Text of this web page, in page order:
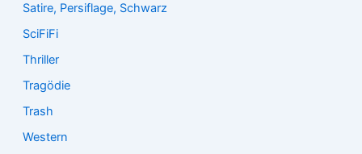
Satire, Persiflage, Schwarz
SciFiFi
Thriller
Tragödie
Trash
Western